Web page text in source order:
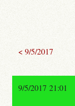
< 9/5/2017
9/5/2017 21:01